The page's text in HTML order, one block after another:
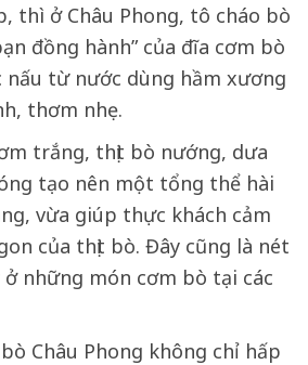
thì ở Châu Phong, tô cháo bò
đồng hành” của đĩa cơm bò
nấu từ nước dùng hầm xương
thơm nhẹ.
trắng, thịt bò nướng, dưa
tạo nên một tổng thể hài
vừa giúp thực khách cảm
của thịt bò. Đây cũng là nét
ở những món cơm bò tại các
Châu Phong không chỉ hấp